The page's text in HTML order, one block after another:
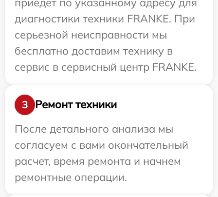
диагностики техники FRANKE. При
серьезной неисправности мы
бесплатно доставим технику в
сервис в сервисный центр FRANKE.
3
Ремонт техники
После детального анализа мы
согласуем с вами окончательный
расчет, время ремонта и начнем
ремонтные операции.